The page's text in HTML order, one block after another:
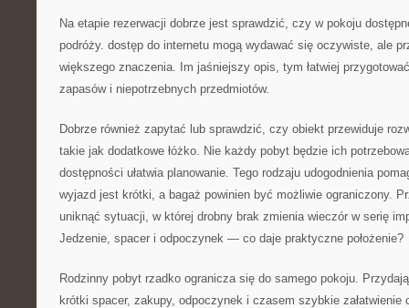
Na etapie rezerwacji dobrze jest sprawdzić, czy w pokoju
podróży. dostęp do internetu mogą wydawać się oczywiste, ale
większego znaczenia. Im jaśniejszy opis, tym łatwiej
zapasów i niepotrzebnych przedmiotów.
Dobrze również zapytać lub sprawdzić, czy obiekt przewiduje
takie jak dodatkowe łóżko. Nie każdy pobyt będzie ich
dostępności ułatwia planowanie. Tego rodzaju udogodnienia
wyjazd jest krótki, a bagaż powinien być możliwie ograniczony.
uniknąć sytuacji, w której drobny brak zmienia wieczór w serię
Jedzenie, spacer i odpoczynek — co daje praktyczne położenie?
Rodzinny pobyt rzadko ogranicza się do samego pokoju.
krótki spacer, zakupy, odpoczynek i czasem szybkie załatwienie